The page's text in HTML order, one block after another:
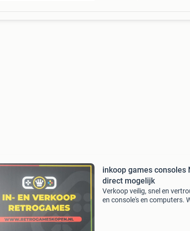
inkoop games consoles
direct mogelijk
Verkoop veilig, snel en
en console's en computers.